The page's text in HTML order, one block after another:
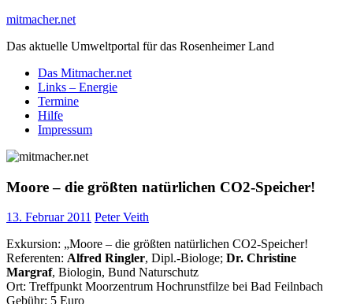
Skip
content
mitmacher.net
Das aktuelle Umweltportal für das Rosenheimer Land
Das Mitmacher.net
Links – Energie
Termine
Hilfe
Impressum
Moore – die größten natürlichen CO2-Speicher!
13. Februar 2011 Peter Veith
Exkursion: „Moore – die größten natürlichen CO2-Speicher!
Referenten: Alfred Ringler, Dipl.-Biologe; Dr. Christine
Margraf, Biologin, Bund Naturschutz
Ort: Treffpunkt Moorzentrum Hochrunstfilze bei Bad Feilnbach
Gebühr: 5 Euro